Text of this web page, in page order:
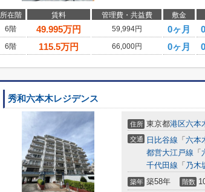
所在階 賃料 管理費・共益費 敷金
6階
49.995万円 59,994円 0ヶ月
6階
115.5万円 66,000円 0ヶ月
秀和六本木レジデンス
住所 東京都港区六本
交通 日比谷線 「 六本
都営大江戸線 「
千代田線 「 乃木
築年 築58年 階数